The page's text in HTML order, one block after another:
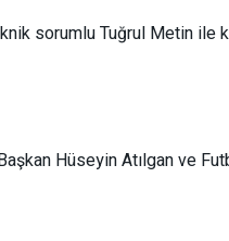
sorumlu Tuğrul Metin ile
Hüseyin Atılgan ve